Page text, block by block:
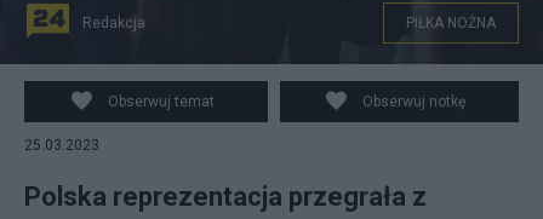
Redakcja PIŁKA NOŻNA
Obserwuj temat Obserwuj notkę
25.03.2023
Polska reprezentacja przegrała z